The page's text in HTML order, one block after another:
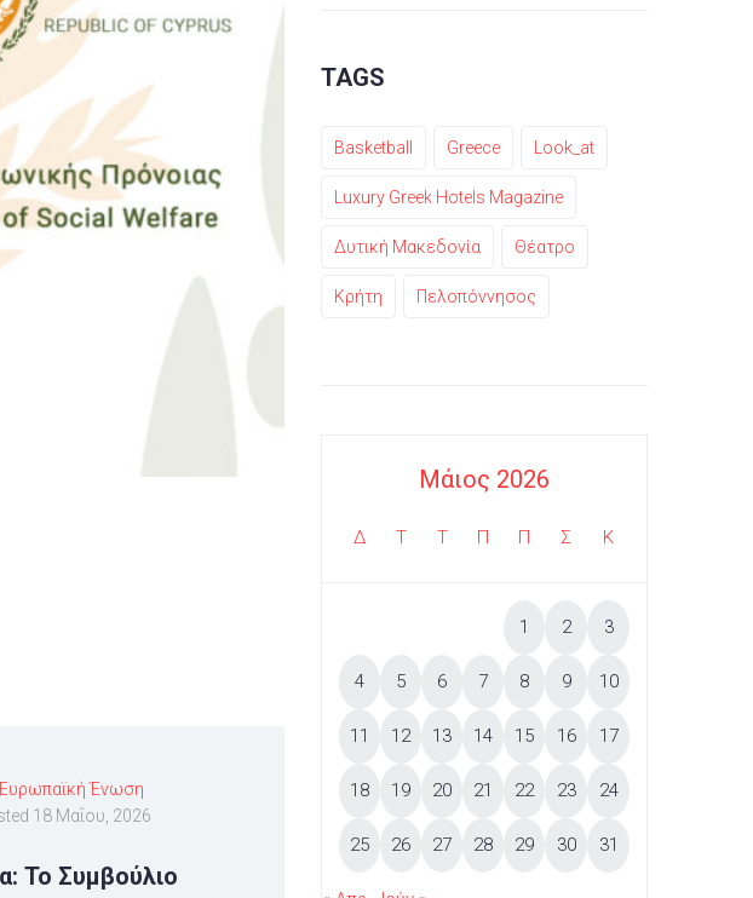
Ευρωπαϊκή Ένωση
18 Μαΐου, 2026
Το Συμβούλιο
TAGS
Basketball Greece Look_at
Luxury Greek Hotels Magazine
Δυτική Μακεδονία Θέατρο
Κρήτη Πελοπόννησος
Μάιος 2026
Δ Τ Τ Π Π Σ Κ
1 2 3
4 5 6 7 8 9 10
11 12 13 14 15 16 17
18 19 20 21 22 23 24
25 26 27 28 29 30 31